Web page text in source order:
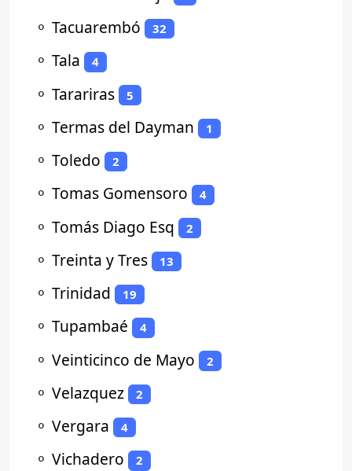
⚬ Tacuarembó 32
⚬ Tala 4
⚬ Tarariras 5
⚬ Termas del Dayman 1
⚬ Toledo 2
⚬ Tomas Gomensoro 4
⚬ Tomás Diago Esq 2
⚬ Treinta y Tres 13
⚬ Trinidad 19
⚬ Tupambaé 4
⚬ Veinticinco de Mayo 2
⚬ Velazquez 2
⚬ Vergara 4
⚬ Vichadero 2